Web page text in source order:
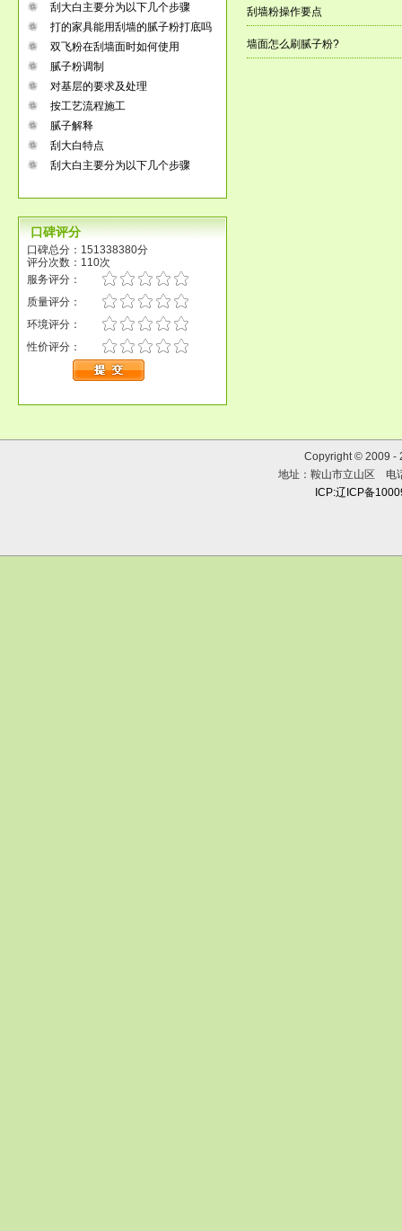
刮大白主要分为以下几个步骤
打的家具能用刮墙的腻子粉打底吗
双飞粉在刮墙面时如何使用
腻子粉调制
对基层的要求及处理
按工艺流程施工
腻子解释
刮大白特点
刮大白主要分为以下几个步骤
口碑评分
口碑总分：151338380分
评分次数：110次
服务评分：
质量评分：
环境评分：
性价评分：
刮墙粉操作要点
墙面怎么刷腻子粉?
Copyright © 2009 -
地址：鞍山市立山区
ICP:辽ICP备